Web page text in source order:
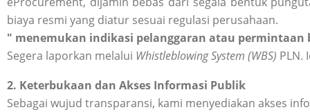
biaya resmi yang diatur sesuai regulasi perusahaan.
" menemukan indikasi pelanggaran atau permintaan
Segera laporkan melalui Whistleblowing System (WBS) PLN.
2. Keterbukaan dan Akses Informasi Publik
Sebagai wujud transparansi, kami menyediakan akses